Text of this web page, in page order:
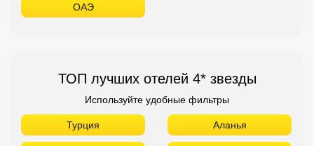
ОАЭ
ТОП лучших отелей 4* звезды
Используйте удобные фильтры
Турция Аланья